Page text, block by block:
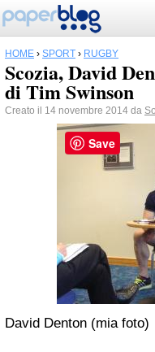
HOME › SPORT › RUGBY
Scozia, David
di Tim Swinson
Creato il 14 novembre 2014 da
David Denton (mia foto)
Save